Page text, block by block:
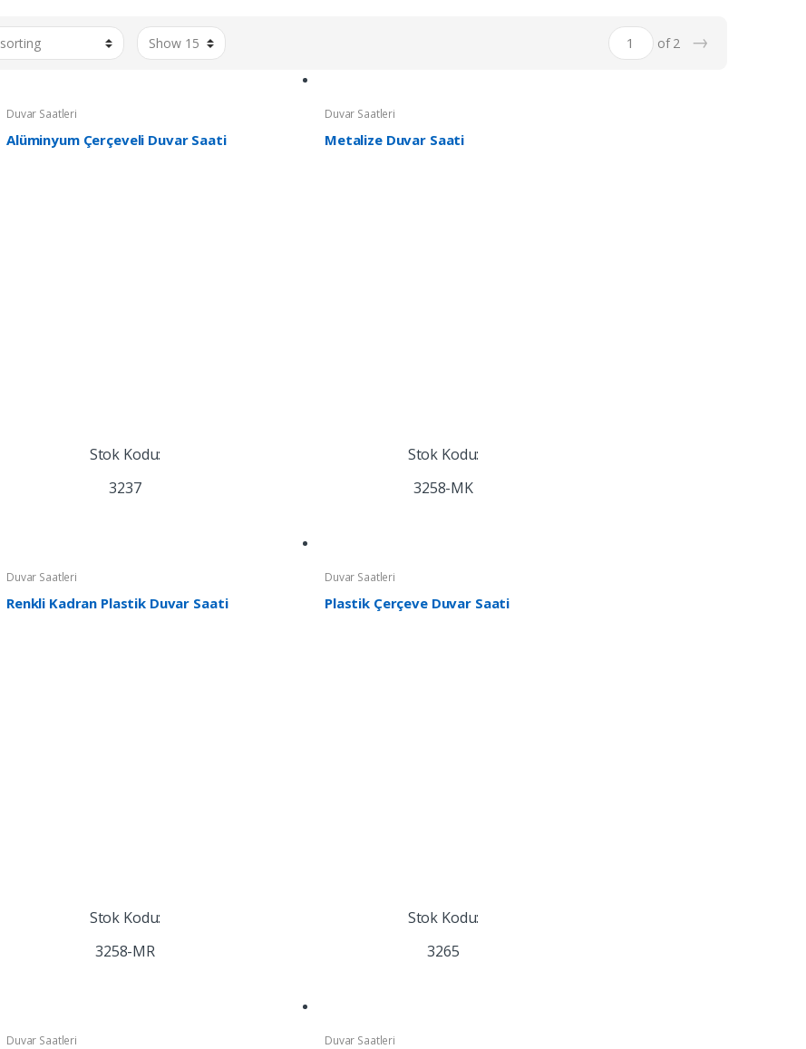
of 2 →
Duvar Saatleri
Alüminyum Çerçeveli Duvar Saati
Stok Kodu:
3237
Duvar Saatleri
Metalize Duvar Saati
Stok Kodu:
3258-MK
Duvar Saatleri
Renkli Kadran Plastik Duvar Saati
Stok Kodu:
3258-MR
Duvar Saatleri
Plastik Çerçeve Duvar Saati
Stok Kodu:
3265
Duvar Saatleri Duvar Saatleri